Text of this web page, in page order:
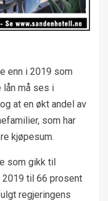
enn i 2019 som
lån må ses i
at en økt andel av
som har
kjøpesum.
som gikk til
til 66 prosent
regjeringens